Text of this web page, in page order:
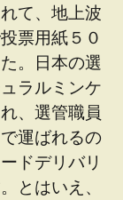
て、地上波
票用紙５０
。日本の選
ラルミンケ
、選管職員
運ばれるの
ドデリバリ
とはいえ、